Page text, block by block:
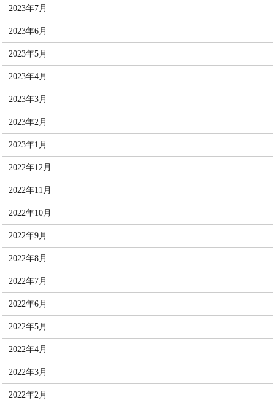
2023年7月
2023年6月
2023年5月
2023年4月
2023年3月
2023年2月
2023年1月
2022年12月
2022年11月
2022年10月
2022年9月
2022年8月
2022年7月
2022年6月
2022年5月
2022年4月
2022年3月
2022年2月